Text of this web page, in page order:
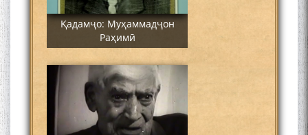
Қадамҷо: Муҳаммадҷон
Раҳимӣ